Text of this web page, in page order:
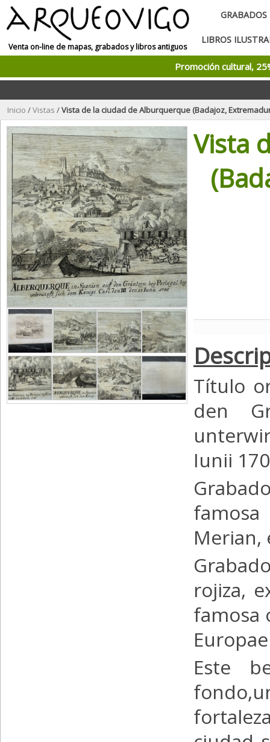
Venta on-line de mapas, grabados y libros antiguos
GRABADOS
LIBROS
Promoción cultural,
Inicio /Vistas /Vista de la ciudad de Alburquerque (Badajoz, Extremadura,
Vista
Título
den
Iunii
Merian,
rojiza,
famosa
Este